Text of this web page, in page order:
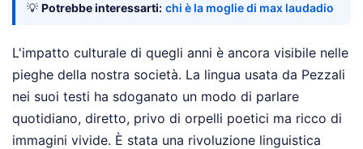
💡 Potrebbe interessarti: chi è la moglie di max laudadio
L'impatto culturale di quegli anni è ancora visibile nelle
pieghe della nostra società. La lingua usata da Pezzali
nei suoi testi ha sdoganato un modo di parlare
quotidiano, diretto, privo di orpelli poetici ma ricco di
immagini vivide. È stata una rivoluzione linguistica